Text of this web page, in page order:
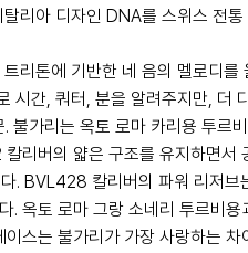
리아 디자인 DNA를 스위스 전
리톤에 기반한 네 음의 멜로디
간, 쿼터, 분을 알려주지만, 더
불가리는 옥토 로마 카리용 투
버의 얇은 구조를 유지하면서
. BVL428 칼리버의 파워 리저
토 로마 그랑 소네리 투르비용
스는 불가리가 가장 사랑하는